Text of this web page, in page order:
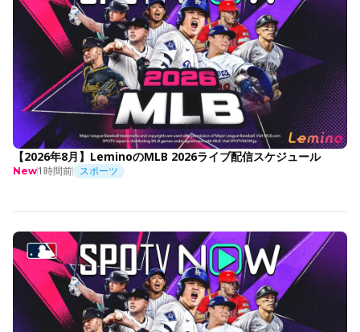
【2026年8月】LeminoのMLB 2026ライブ配信スケジュール
New1時間前 スポーツ